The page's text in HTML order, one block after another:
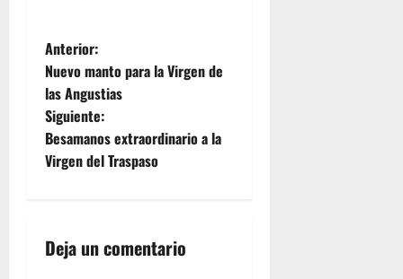
Reina de
los
Ángeles en
Capuchinos,
un
Besamanos
que inicia
los actos
Porciúncula
que
N
a
v
e
a
Anterior:
Nuevo manto para la Virgen de
las Angustias
Siguiente:
Besamanos extraordinario a la
Virgen del Traspaso
Deja un comentario